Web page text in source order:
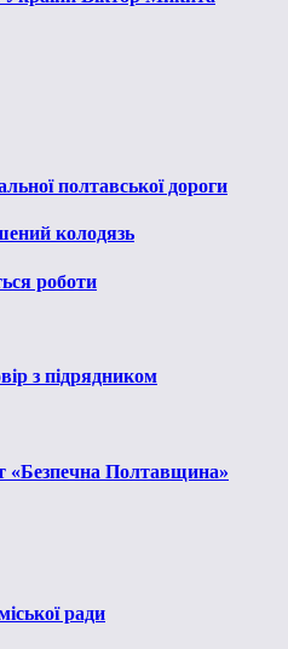
полтавської дороги
колодязь
роботи
з підрядником
«Безпечна Полтавщина»
ради